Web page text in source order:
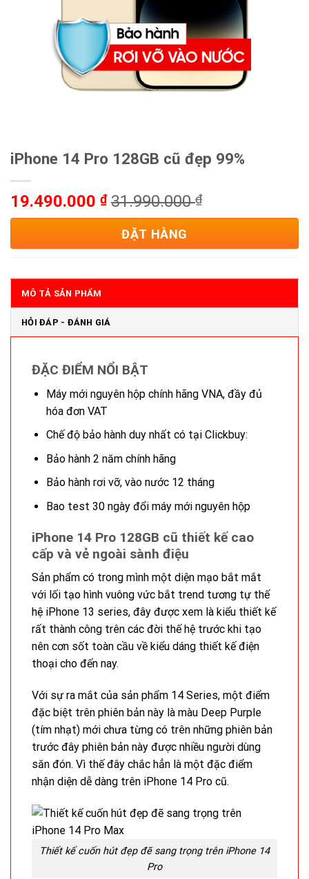
iPhone 14 Pro 128GB cũ đẹp 99%
19.490.000 ₫ 31.990.000₫
ĐẶT HÀNG
MÔ TẢ SẢN PHẨM
HỎI ĐÁP - ĐÁNH GIÁ
ĐẶC ĐIỂM NỔI BẬT
Máy mới nguyên hộp chính hãng VNA, đầy đủ
hóa đơn VAT
Chế độ bảo hành duy nhất có tại Clickbuy:
Bảo hành 2 năm chính hãng
Bảo hành rơi vỡ, vào nước 12 tháng
Bao test 30 ngày đổi máy mới nguyên hộp
iPhone 14 Pro 128GB cũ thiết kế cao
cấp và vẻ ngoài sành điệu
Sản phẩm có trong mình một diện mạo bắt mắt
với lối tạo hình vuông vức bắt trend tương tự thế
hệ iPhone 13 series, đây được xem là kiểu thiết kế
rất thành công trên các đời thế hệ trước khi tạo
nên cơn sốt toàn cầu về kiểu dáng thiết kế điện
thoại cho đến nay.
Với sự ra mắt của sản phẩm 14 Series, một điểm
đặc biệt trên phiên bản này là màu Deep Purple
(tím nhạt) mới chưa từng có trên những phiên bản
trước đây phiên bản này được nhiều người dùng
săn đón. Vì thế đây chắc hẳn là một đặc điểm
nhận diện dễ dàng trên iPhone 14 Pro cũ.
Thiết kế cuốn hút đẹp đẽ sang trọng trên iPhone 14
Pro